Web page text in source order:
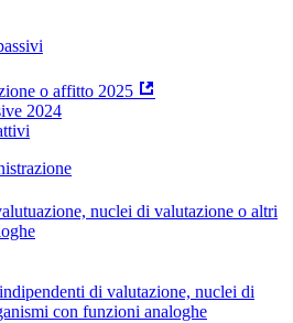
o affitto 2025
2024
nuclei di valutazione o altri
di valutazione, nuclei di
con funzioni analoghe